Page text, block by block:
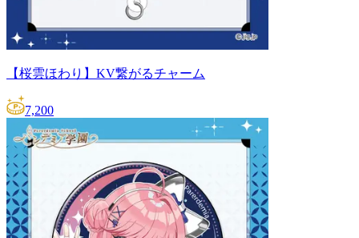
【桜雲ほわり】KV繋がるチャーム
7,200